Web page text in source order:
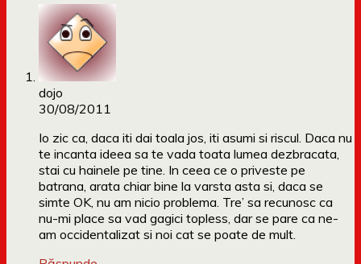
dojo
30/08/2011
Io zic ca, daca iti dai toala jos, iti asumi si riscul. Daca nu
te incanta ideea sa te vada toata lumea dezbracata,
stai cu hainele pe tine. In ceea ce o priveste pe
batrana, arata chiar bine la varsta asta si, daca se
simte OK, nu am nicio problema. Tre’ sa recunosc ca
nu-mi place sa vad gagici topless, dar se pare ca ne-
am occidentalizat si noi cat se poate de mult.